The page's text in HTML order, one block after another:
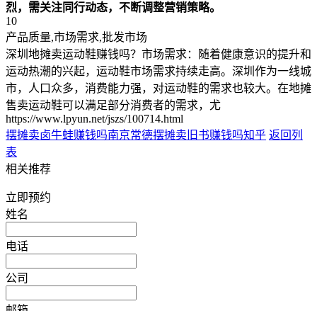
烈，需关注同行动态，不断调整营销策略。
10
产品质量,市场需求,批发市场
深圳地摊卖运动鞋赚钱吗？市场需求：随着健康意识的提升和
运动热潮的兴起，运动鞋市场需求持续走高。深圳作为一线城
市，人口众多，消费能力强，对运动鞋的需求也较大。在地摊
售卖运动鞋可以满足部分消费者的需求，尤
https://www.lpyun.net/jszs/100714.html
摆摊卖卤牛蛙赚钱吗南京常德摆摊卖旧书赚钱吗知乎 返回列
表
相关推荐
立即预约
姓名
电话
公司